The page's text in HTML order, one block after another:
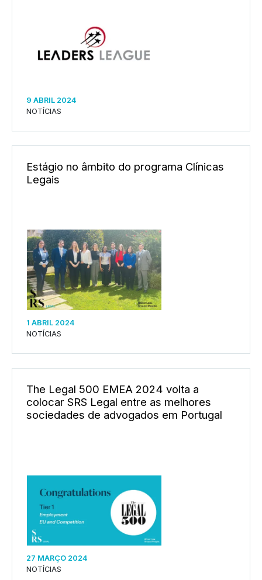
9 ABRIL 2024
NOTÍCIAS
Estágio no âmbito do programa Clínicas
Legais
1 ABRIL 2024
NOTÍCIAS
The Legal 500 EMEA 2024 volta a
colocar SRS Legal entre as melhores
sociedades de advogados em Portugal
27 MARÇO 2024
NOTÍCIAS